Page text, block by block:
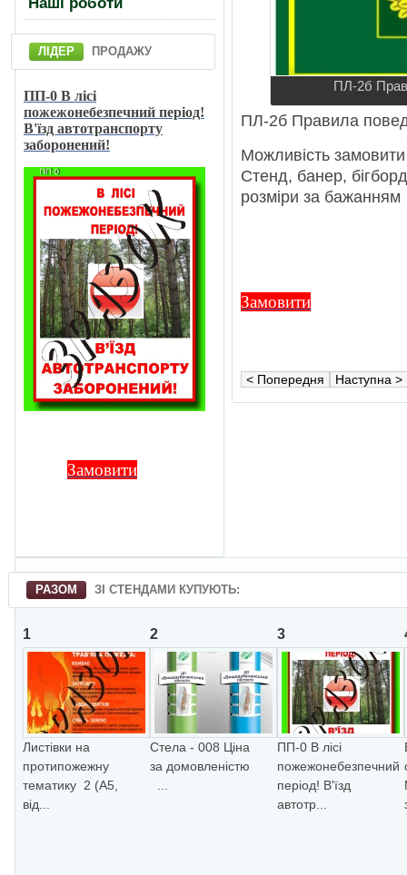
ПЛ-2б
ПЛ-2б Правила
Можливiсть
Стенд, банер,
розмiри за бажанням
Замовити
< Попередня Наступна >
ЛІДЕР ПРОДАЖУ
ПП-0 В лici
пожежонебезпечний перiод!
В'їзд автотранспорту
заборонений!
Замовити
РАЗОМ ЗІ СТЕНДАМИ КУПУЮТЬ:
1
Листівки на
протипожежну
тематику 2 (А5,
від...
2
Стела - 008 Ціна
за домовленістю
3
ПП-0 В лici
пожежонебезпечний
перiод! В'їзд
автотр...